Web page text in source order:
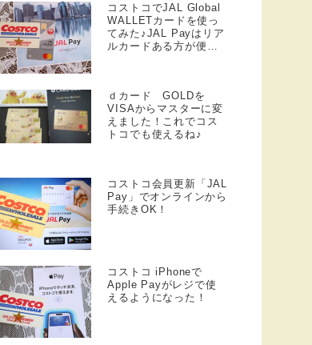
コストコでJAL Global
WALLETカードを使っ
てみた♪JAL Payはリア
ルカードある方が便
ｄカード GOLDを
VISAからマスターに変
えました！これでコス
トコでも使えるね♪
コストコ会員更新「JAL
Pay」でオンラインから
手続きOK！
コストコ iPhoneで
Apple Payがレジで使
えるようになった！